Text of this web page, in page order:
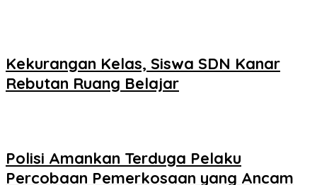
Kekurangan Kelas, Siswa SDN Kanar
Rebutan Ruang Belajar
Polisi Amankan Terduga Pelaku
Percobaan Pemerkosaan yang Ancam